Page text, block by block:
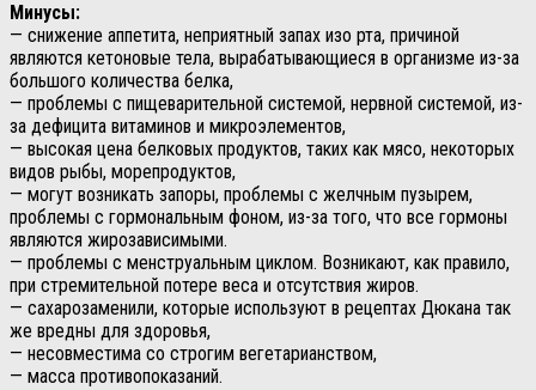
Минусы:
— снижение аппетита, неприятный запах изо рта, причиной
являются кетоновые тела, вырабатывающиеся в организме из-за
большого количества белка,
— проблемы с пищеварительной системой, нервной системой, из-
за дефицита витаминов и микроэлементов,
— высокая цена белковых продуктов, таких как мясо, некоторых
видов рыбы, морепродуктов,
— могут возникать запоры, проблемы с желчным пузырем,
проблемы с гормональным фоном, из-за того, что все гормоны
являются жирозависимыми.
— проблемы с менструальным циклом. Возникают, как правило,
при стремительной потере веса и отсутствия жиров.
— сахарозаменили, которые используют в рецептах Дюкана так
же вредны для здоровья,
— несовместима со строгим вегетарианством,
— масса противопоказаний.